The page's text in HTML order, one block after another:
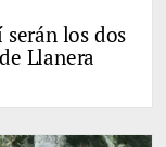
serán los dos
Llanera